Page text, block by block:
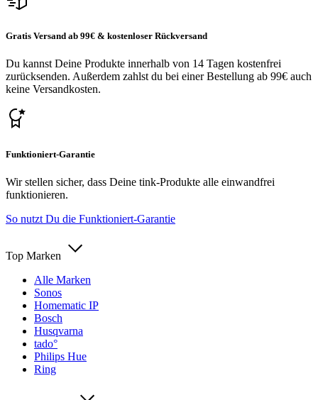
Gratis Versand ab 99€ & kostenloser Rückversand
Du kannst Deine Produkte innerhalb von 14 Tagen kostenfrei
zurücksenden. Außerdem zahlst du bei einer Bestellung ab 99€ auch
keine Versandkosten.
Funktioniert-Garantie
Wir stellen sicher, dass Deine tink-Produkte alle einwandfrei
funktionieren.
So nutzt Du die Funktioniert-Garantie
Top Marken
Alle Marken
Sonos
Homematic IP
Bosch
Husqvarna
tado°
Philips Hue
Ring